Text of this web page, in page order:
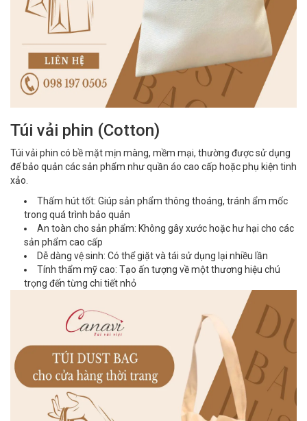
Túi vải phin (Cotton)
Túi vải phin có bề mặt mịn màng, mềm mại, thường được sử dụng
để bảo quản các sản phẩm như quần áo cao cấp hoặc phụ kiện tinh
xảo.
Thấm hút tốt: Giúp sản phẩm thông thoáng, tránh ẩm mốc
trong quá trình bảo quản
An toàn cho sản phẩm: Không gây xước hoặc hư hại cho các
sản phẩm cao cấp
Dễ dàng vệ sinh: Có thể giặt và tái sử dụng lại nhiều lần
Tính thẩm mỹ cao: Tạo ấn tượng về một thương hiệu chú
trọng đến từng chi tiết nhỏ